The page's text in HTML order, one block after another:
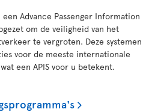
Advance Passenger Information
om de veiligheid van het
te vergroten. Deze systemen
voor de meeste internationale
een APIS voor u betekent.